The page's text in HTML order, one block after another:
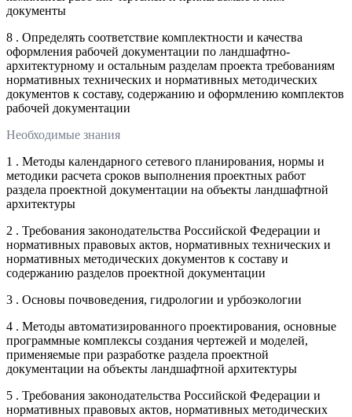
документы
8 . Определять соответствие комплектности и качества
оформления рабочей документации по ландшафтно-
архитектурному и остальным разделам проекта требованиям
нормативных технических и нормативных методических
документов к составу, содержанию и оформлению комплектов
рабочей документации
Необходимые знания
1 . Методы календарного сетевого планирования, нормы и
методики расчета сроков выполнения проектных работ
раздела проектной документации на объекты ландшафтной
архитектуры
2 . Требования законодательства Российской Федерации и
нормативных правовых актов, нормативных технических и
нормативных методических документов к составу и
содержанию разделов проектной документации
3 . Основы почвоведения, гидрологии и урбоэкологии
4 . Методы автоматизированного проектирования, основные
программные комплексы создания чертежей и моделей,
применяемые при разработке раздела проектной
документации на объекты ландшафтной архитектуры
5 . Требования законодательства Российской Федерации и
нормативных правовых актов, нормативных методических